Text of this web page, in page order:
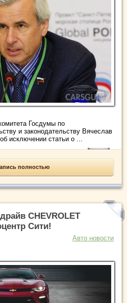
Госдумы по
и законодательству Вячеслав
исключении статьи о ...
полностью
CHEVROLET
Сити!
Авто новости